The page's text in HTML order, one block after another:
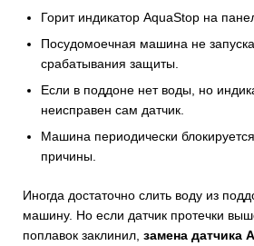
Горит индикатор AquaStop на
Посудомоечная машина не
срабатывания защиты.
Если в поддоне нет воды, но
неисправен сам датчик.
Машина периодически
причины.
Иногда достаточно слить воду из
машину. Но если датчик протечки
поплавок заклинил, замена датчика